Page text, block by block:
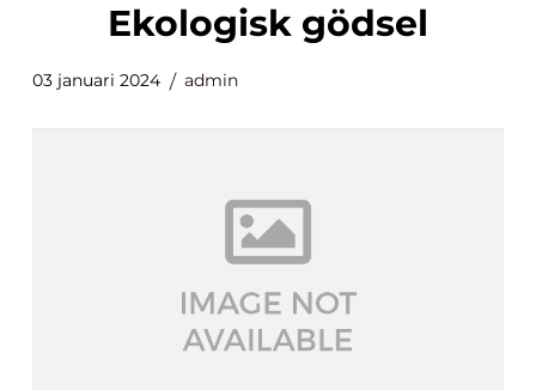
ekologisk gödsel
03 januari 2024 admin